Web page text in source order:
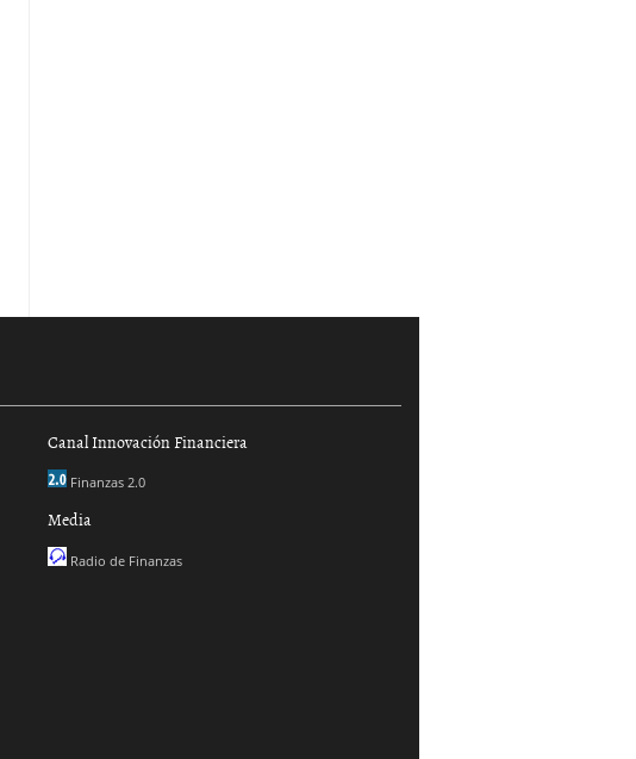
Canal Innovación Financiera
Finanzas 2.0
Media
Radio de Finanzas